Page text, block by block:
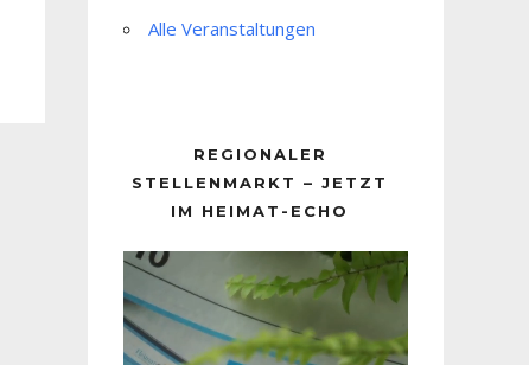
Alle Veranstaltungen
REGIONALER
STELLENMARKT – JETZT
IM HEIMAT-ECHO
Player